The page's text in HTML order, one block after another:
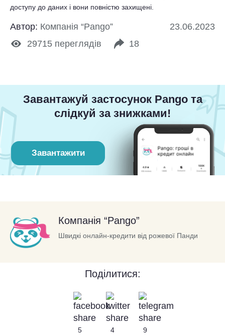
доступу до даних і вони повністю захищені.
Автор: Компанія “Pango”
23.06.2023
29715 переглядів 18
Завантажуй застосунок Pango та
слідкуй за знижками!
Завантажити
Компанія “Pango”
Швидкі онлайн-кредити від рожевої Панди
Поділитися:
5 4 9